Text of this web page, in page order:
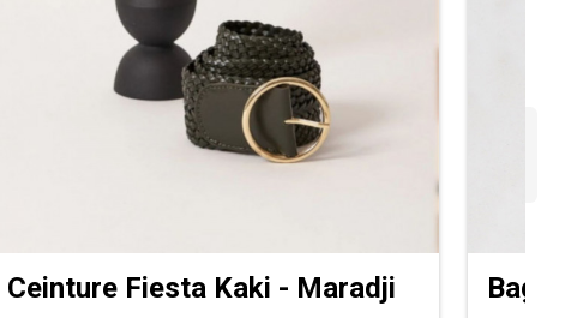
Ceinture Fiesta Kaki - Maradji Bague